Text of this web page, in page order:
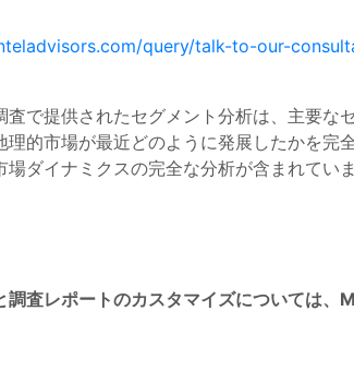
query/talk-to-our-
で提供されたセグメント分析は、主要な
的市場が最近どのように発展したかを完
ダイナミクスの完全な分析が含まれていま
査レポートのカスタマイズについては